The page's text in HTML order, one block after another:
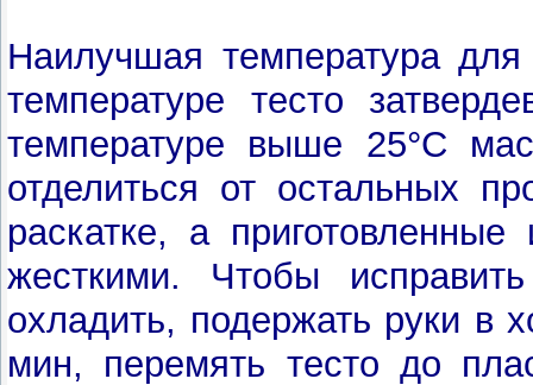
Наилучшая температура
температуре тесто
температуре выше 25°C
отделиться от остальных
раскатке, а
жесткими. Чтобы
охладить, подержать руки в
мин, перемять тесто до